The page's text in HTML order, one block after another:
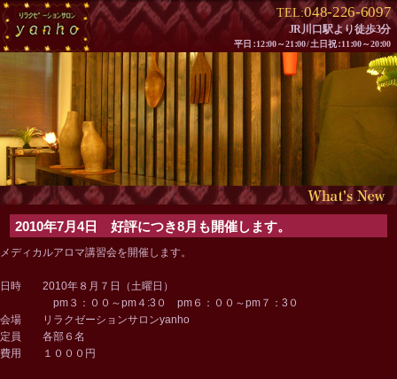
TEL:048-226-6097
JR川口駅より徒歩3分
平日：12：00～21：00/土日祝：11：00～20：00
2010年7月4日 好評につき8月も開催します。
メディカルアロマ講習会を開催します。
日時 2010年８月７日（土曜日）
pm３：００～pm４:3０ pm６：００～pm７：3０
会場 リラクゼーションサロンyanho
定員 各部６名
費用 １０００円